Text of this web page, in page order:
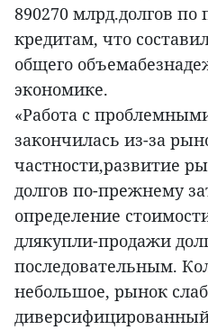
890270 млрд.долгов
кредитам, что
общего
экономике.
«Работа с
закончилась из-за
частности,развитие
долгов по-прежнему
определение
длякупли-продажи
последовательным.
небольшое, рынок